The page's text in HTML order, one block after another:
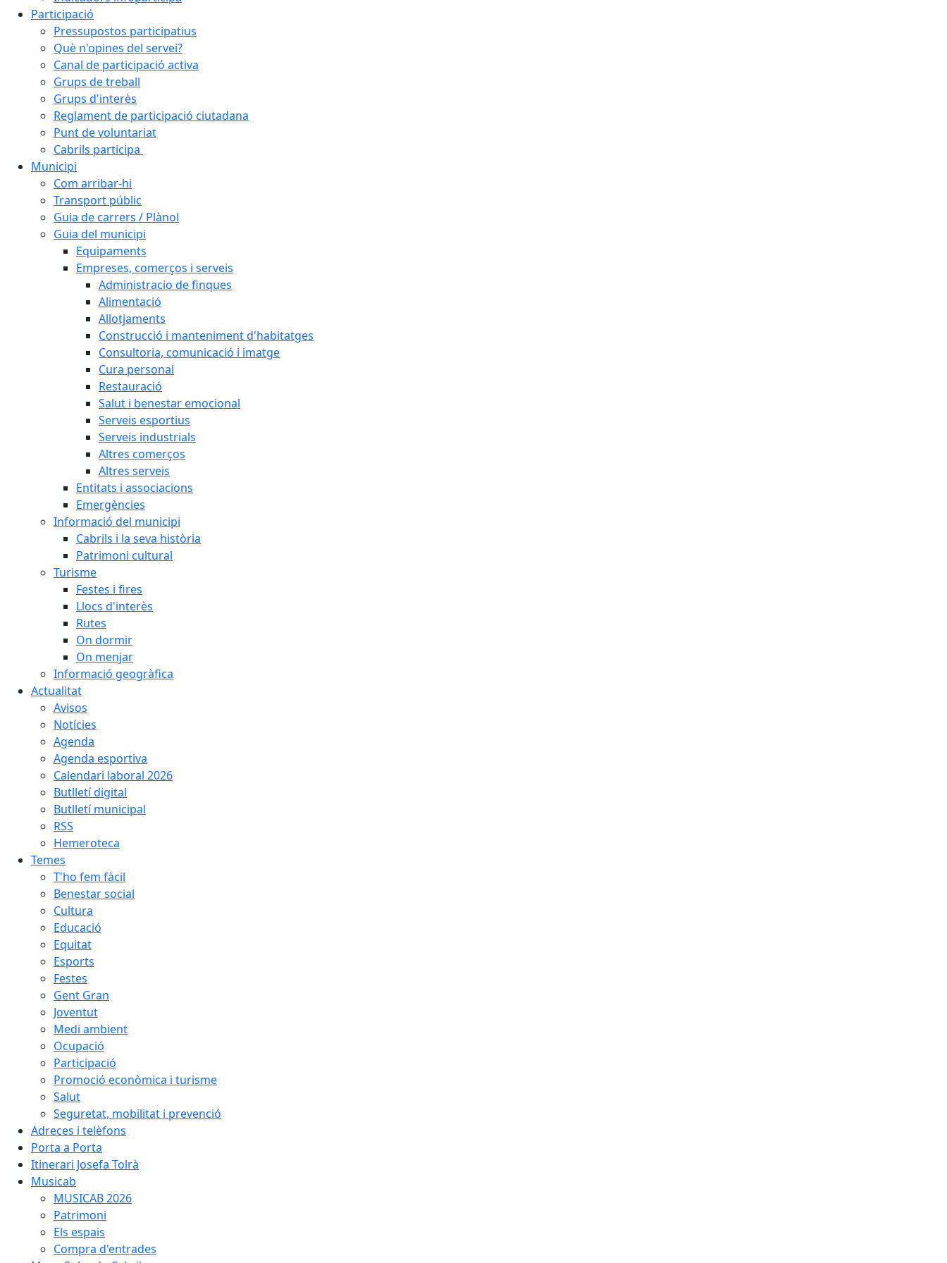
Participació
Pressupostos participatius
Què n'opines del servei?
Canal de participació activa
Grups de treball
Grups d'interès
Reglament de participació ciutadana
Punt de voluntariat
Cabrils participa
Municipi
Com arribar-hi
Transport públic
Guia de carrers / Plànol
Guia del municipi
Equipaments
Empreses, comerços i serveis
Administracio de finques
Alimentació
Allotjaments
Construcció i manteniment d'habitatges
Consultoria, comunicació i imatge
Cura personal
Restauració
Salut i benestar emocional
Serveis esportius
Serveis industrials
Altres comerços
Altres serveis
Entitats i associacions
Emergències
Informació del municipi
Cabrils i la seva història
Patrimoni cultural
Turisme
Festes i fires
Llocs d'interès
Rutes
On dormir
On menjar
Informació geogràfica
Actualitat
Avisos
Notícies
Agenda
Agenda esportiva
Calendari laboral 2026
Butlletí digital
Butlletí municipal
RSS
Hemeroteca
Temes
T'ho fem fàcil
Benestar social
Cultura
Educació
Equitat
Esports
Festes
Gent Gran
Joventut
Medi ambient
Ocupació
Participació
Promoció econòmica i turisme
Salut
Seguretat, mobilitat i prevenció
Adreces i telèfons
Porta a Porta
Itinerari Josefa Tolrà
Musicab
MUSICAB 2026
Patrimoni
Els espais
Compra d'entrades